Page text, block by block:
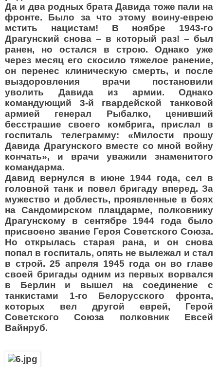
Да и два родных брата Давида тоже пали на
фронте. Было за что этому воину-еврею
мстить нацистам! В ноябре 1943-го
Драгунский снова – в который раз! – был
ранен, но остался в строю. Однако уже
через месяц его скосило тяжелое ранение,
он перенес клиническую смерть, и после
выздоровления врачи постановили
уволить Давида из армии. Однако
командующий 3-й гвардейской танковой
армией генерал Рыбалко, ценивший
бесстрашие своего комбрига, прислал в
госпиталь телеграмму: «Милости прошу
Давида Драгунского вместе со мной войну
кончать», и врачи уважили знаменитого
командарма.
Давид вернулся в июне 1944 года, сел в
головной танк и повел бригаду вперед. За
мужество и доблесть, проявленные в боях
на Сандомирском плацдарме, полковнику
Драгунскому в сентябре 1944 года было
присвоено звание Героя Советского Союза.
Но открылась старая рана, и он снова
попал в госпиталь, опять не вылежал и стал
в строй. 25 апреля 1945 года он во главе
своей бригады одним из первых ворвался
в Берлин и вышел на соединение с
танкистами 1-го Белорусского фронта,
которых вел другой еврей, Герой
Советского Союза полковник Евсей
Вайнруб.